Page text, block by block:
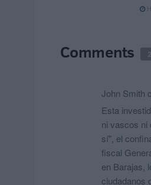
Comments 2
John Smith
Esta
ni vascos ni
sí", el
fiscal
en Barajas,
ciudadanos